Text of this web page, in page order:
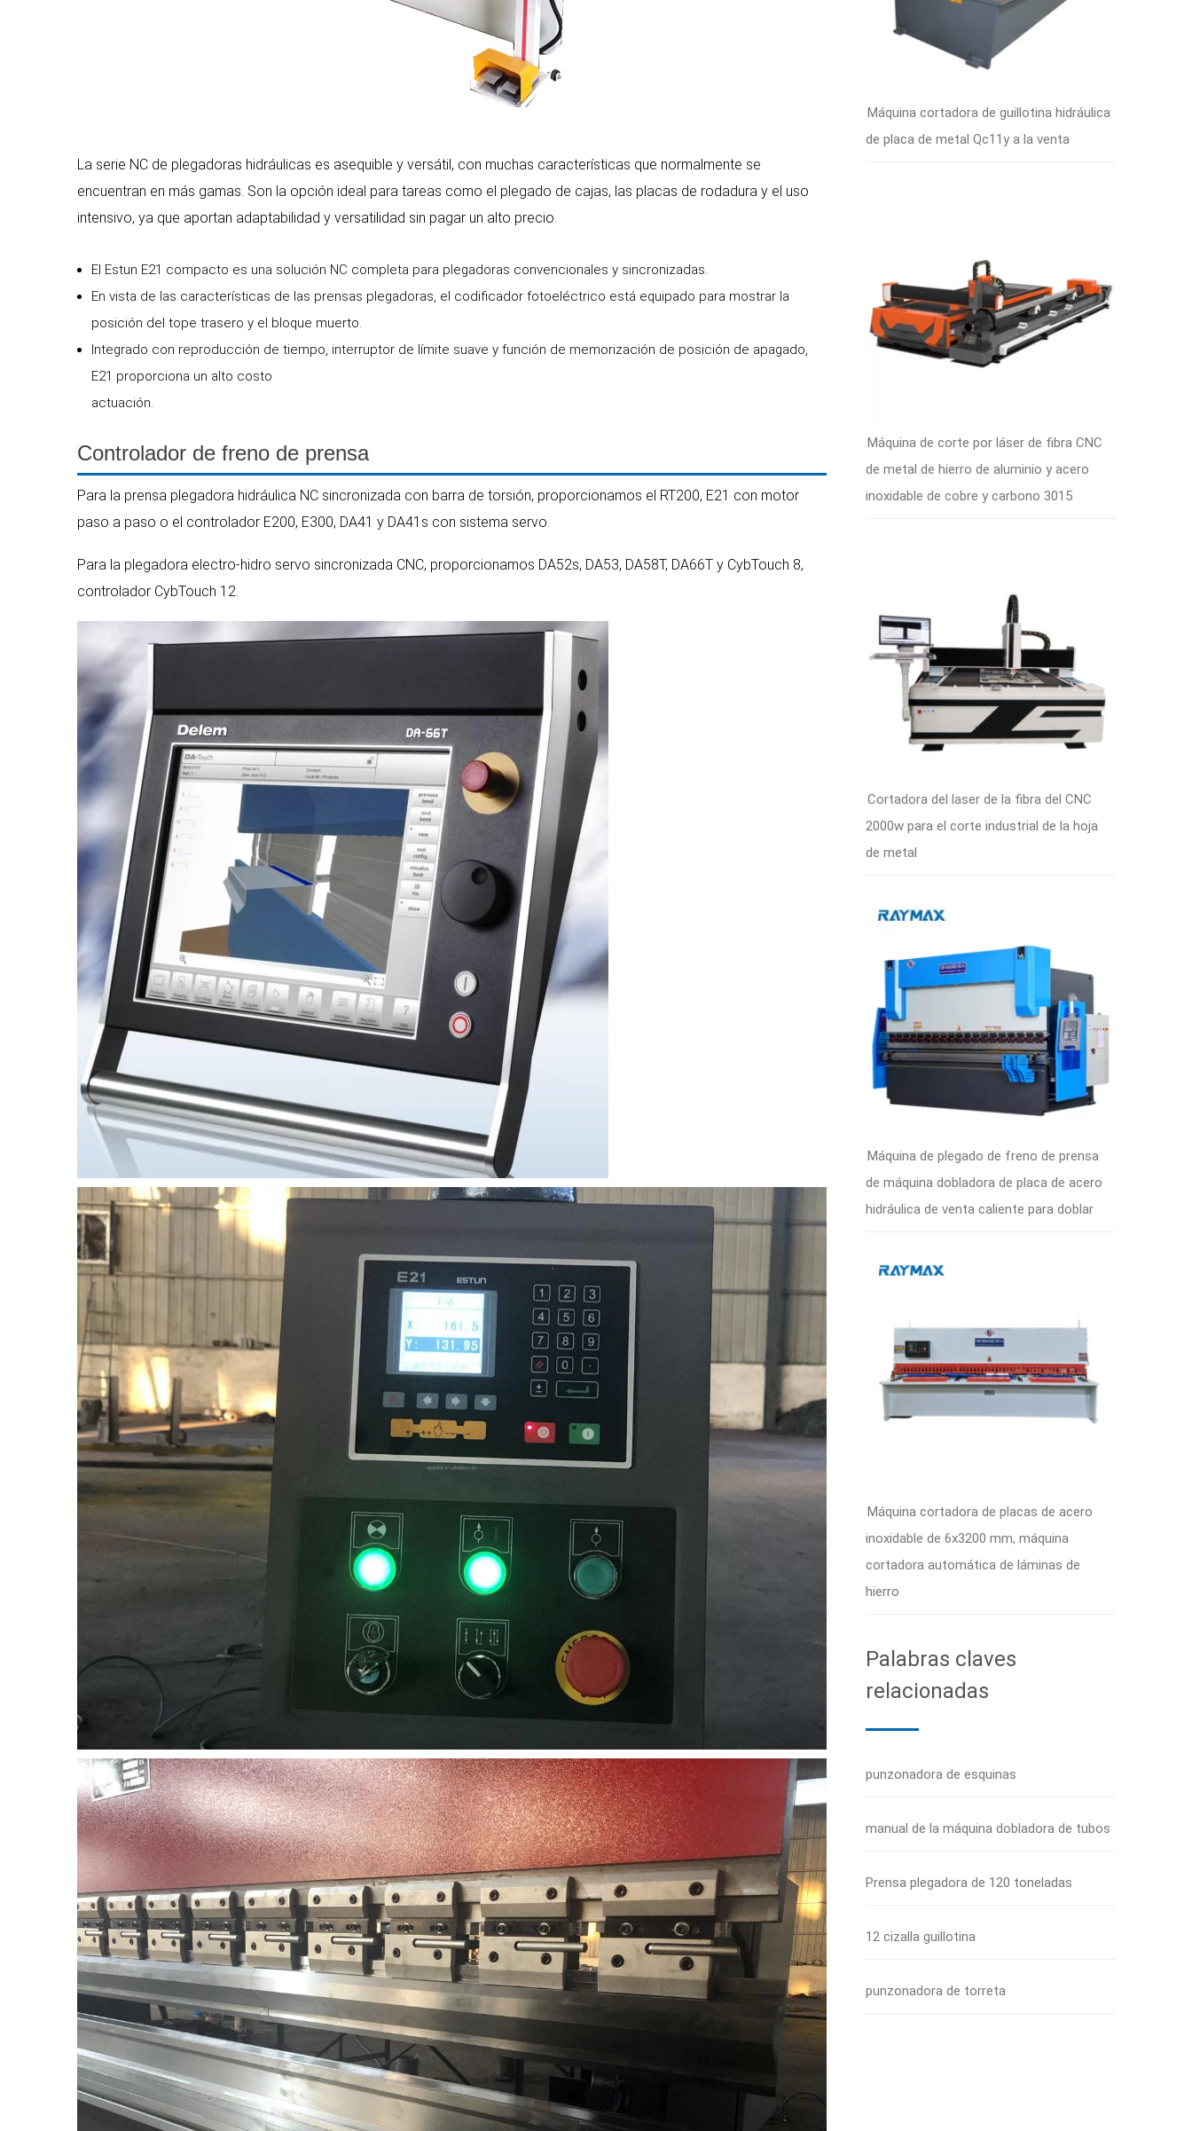
La serie NC de plegadoras hidráulicas es asequible y versátil, con muchas características que normalmente se
encuentran en más gamas. Son la opción ideal para tareas como el plegado de cajas, las placas de rodadura y el uso
intensivo, ya que aportan adaptabilidad y versatilidad sin pagar un alto precio.
El Estun E21 compacto es una solución NC completa para plegadoras convencionales y sincronizadas.
En vista de las características de las prensas plegadoras, el codificador fotoeléctrico está equipado para mostrar la
posición del tope trasero y el bloque muerto.
Integrado con reproducción de tiempo, interruptor de límite suave y función de memorización de posición de apagado,
E21 proporciona un alto costo
actuación.
Controlador de freno de prensa
Para la prensa plegadora hidráulica NC sincronizada con barra de torsión, proporcionamos el RT200, E21 con motor
paso a paso o el controlador E200, E300, DA41 y DA41s con sistema servo.
Para la plegadora electro-hidro servo sincronizada CNC, proporcionamos DA52s, DA53, DA58T, DA66T y CybTouch 8,
controlador CybTouch 12.
Máquina cortadora de guillotina hidráulica
de placa de metal Qc11y a la venta
Máquina de corte por láser de fibra CNC
de metal de hierro de aluminio y acero
inoxidable de cobre y carbono 3015
Cortadora del laser de la fibra del CNC
2000w para el corte industrial de la hoja
de metal
Máquina de plegado de freno de prensa
de máquina dobladora de placa de acero
hidráulica de venta caliente para doblar
Máquina cortadora de placas de acero
inoxidable de 6x3200 mm, máquina
cortadora automática de láminas de
hierro
Palabras claves
relacionadas
punzonadora de esquinas
manual de la máquina dobladora de tubos
Prensa plegadora de 120 toneladas
12 cizalla guillotina
punzonadora de torreta